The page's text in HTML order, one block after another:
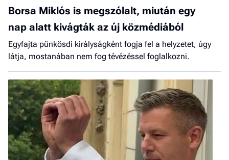
Borsa Miklós is megszólalt, miután egy
nap alatt kivágták az új közmédiából
Egyfajta pünkösdi királyságként fogja fel a helyzetet, úgy
látja, mostanában nem fog tévézéssel foglalkozni.